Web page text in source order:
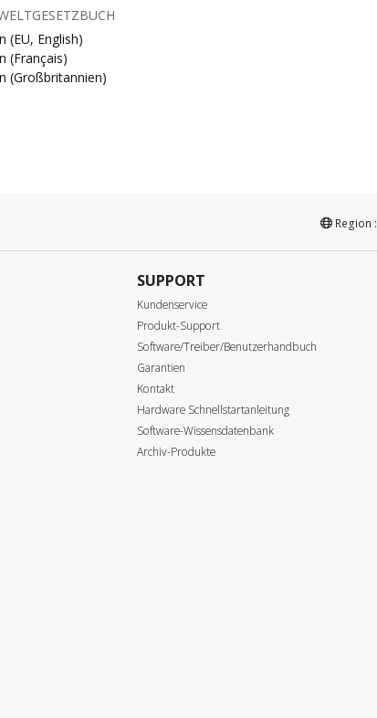
(EU, English)
(Français)
(Großbritannien)
Region :
SUPPORT
Kundenservice
Produkt-Support
Software/Treiber/Benutzerhandbuch
Garantien
Kontakt
Hardware Schnellstartanleitung
Software-Wissensdatenbank
Archiv-Produkte